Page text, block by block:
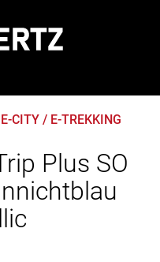
E-CITY / E-TREKKING
Plus SO